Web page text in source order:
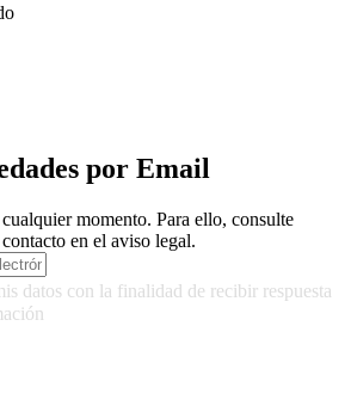
por Email
momento. Para ello, consulte
en el aviso legal.
datos con la finalidad de recibir respuesta